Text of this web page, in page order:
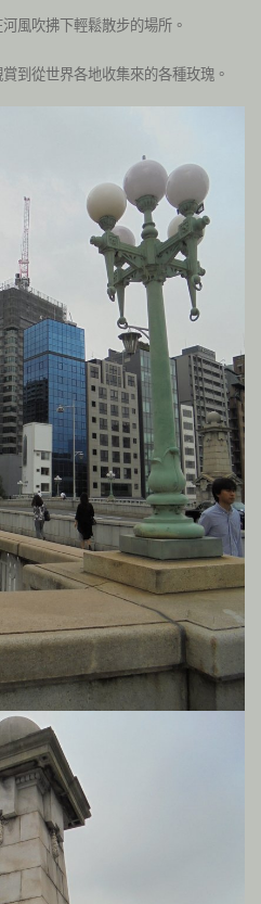
風吹拂下輕鬆散步的場所。
到從世界各地收集來的各種玫瑰。